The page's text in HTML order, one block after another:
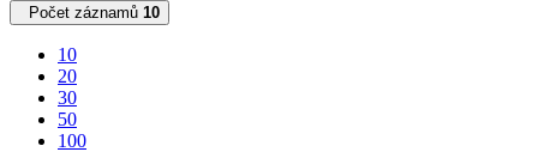
Počet záznamů 10
10
20
30
50
100